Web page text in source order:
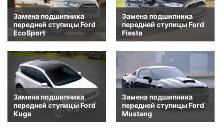
Замена подшипника
передней ступицы Ford
EcoSport
Замена подшипника
передней ступицы Ford
Fiesta
Замена подшипника
передней ступицы Ford
Kuga
Замена подшипника
передней ступицы Ford
Mustang